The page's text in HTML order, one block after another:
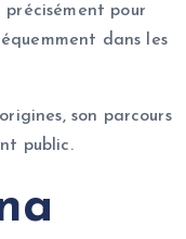
pour
dans les
son parcours
public.